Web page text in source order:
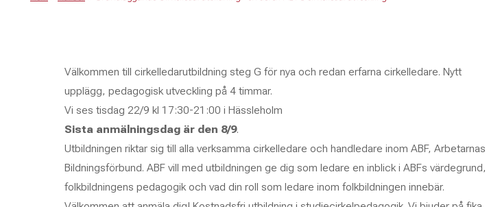
Välkommen till cirkelledarutbildning steg G för nya och redan erfarna cirkelledare. Nytt
upplägg, pedagogisk utveckling på 4 timmar.
Vi ses tisdag 22/9 kl 17:30-21:00 i Hässleholm
Sista anmälningsdag är den 8/9.
Utbildningen riktar sig till alla verksamma cirkelledare och handledare inom ABF, Arbetarnas
Bildningsförbund. ABF vill med utbildningen ge dig som ledare en inblick i ABFs värdegrund,
folkbildningens pedagogik och vad din roll som ledare inom folkbildningen innebär.